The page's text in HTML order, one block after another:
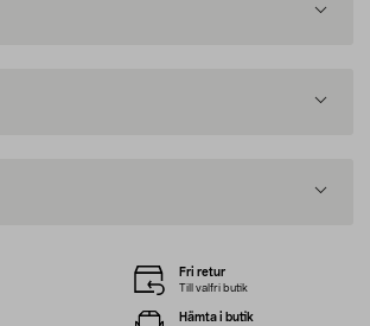
Fri retur
Till valfri butik
Hämta i butik